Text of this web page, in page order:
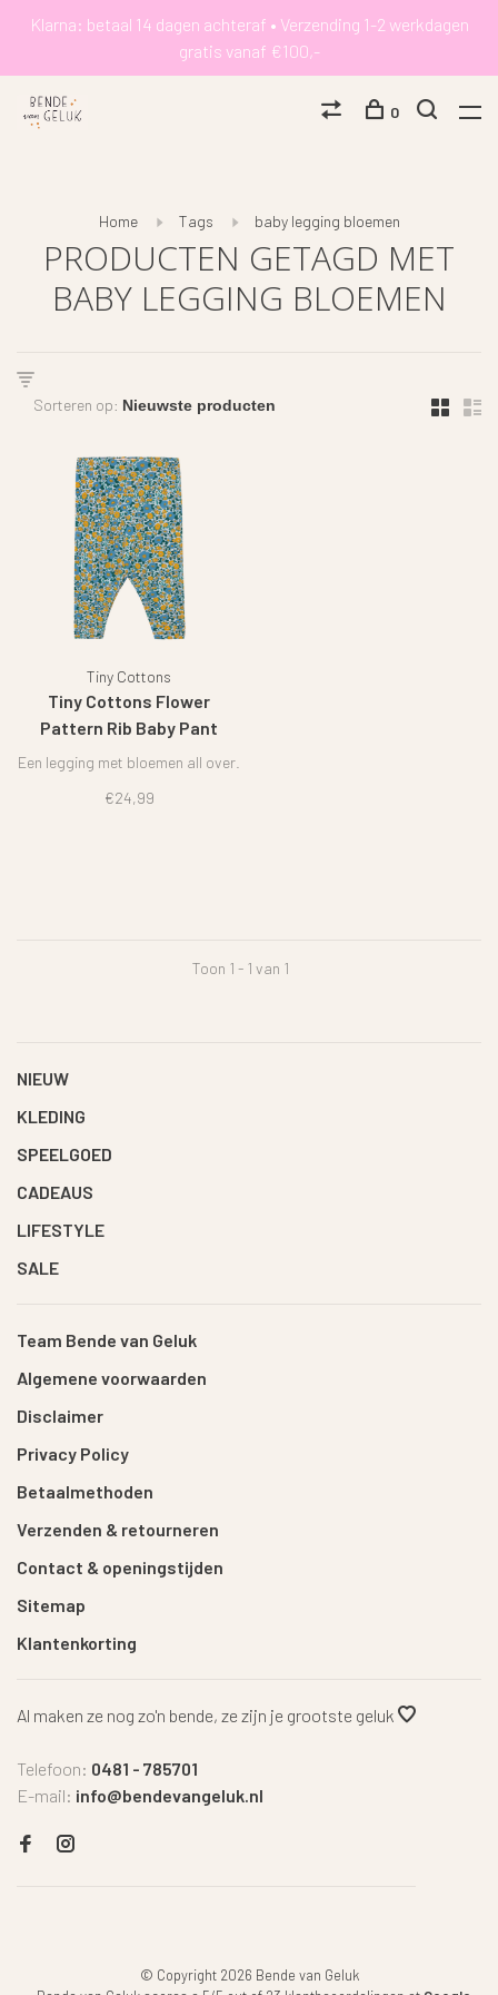
Klarna: betaal 14 dagen achteraf • Verzending 1-2 werkdagen
gratis vanaf €100,-
0
Home Tags baby legging bloemen
PRODUCTEN GETAGD MET
BABY LEGGING BLOEMEN
Sorteren op:
Tiny Cottons
Tiny Cottons Flower
Pattern Rib Baby Pant
Een legging met bloemen all over.
€24,99
Toon 1 - 1 van 1
NIEUW
KLEDING
SPEELGOED
CADEAUS
LIFESTYLE
SALE
Team Bende van Geluk
Algemene voorwaarden
Disclaimer
Privacy Policy
Betaalmethoden
Verzenden & retourneren
Contact & openingstijden
Sitemap
Klantenkorting
Al maken ze nog zo'n bende, ze zijn je grootste geluk
Telefoon: 0481 - 785701
E-mail: info@bendevangeluk.nl
© Copyright 2026 Bende van Geluk